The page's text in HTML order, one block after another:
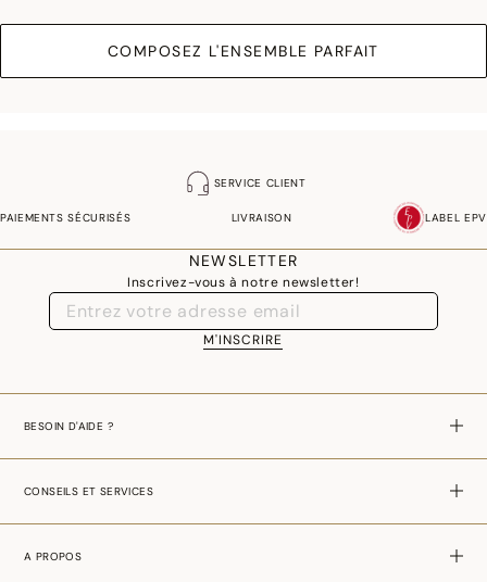
COMPOSEZ L'ENSEMBLE PARFAIT
SERVICE CLIENT
PAIEMENTS SÉCURISÉS LIVRAISON LABEL EPV
NEWSLETTER
Inscrivez-vous à notre newsletter!
M'INSCRIRE
BESOIN D'AIDE ?
CONSEILS ET SERVICES
A PROPOS